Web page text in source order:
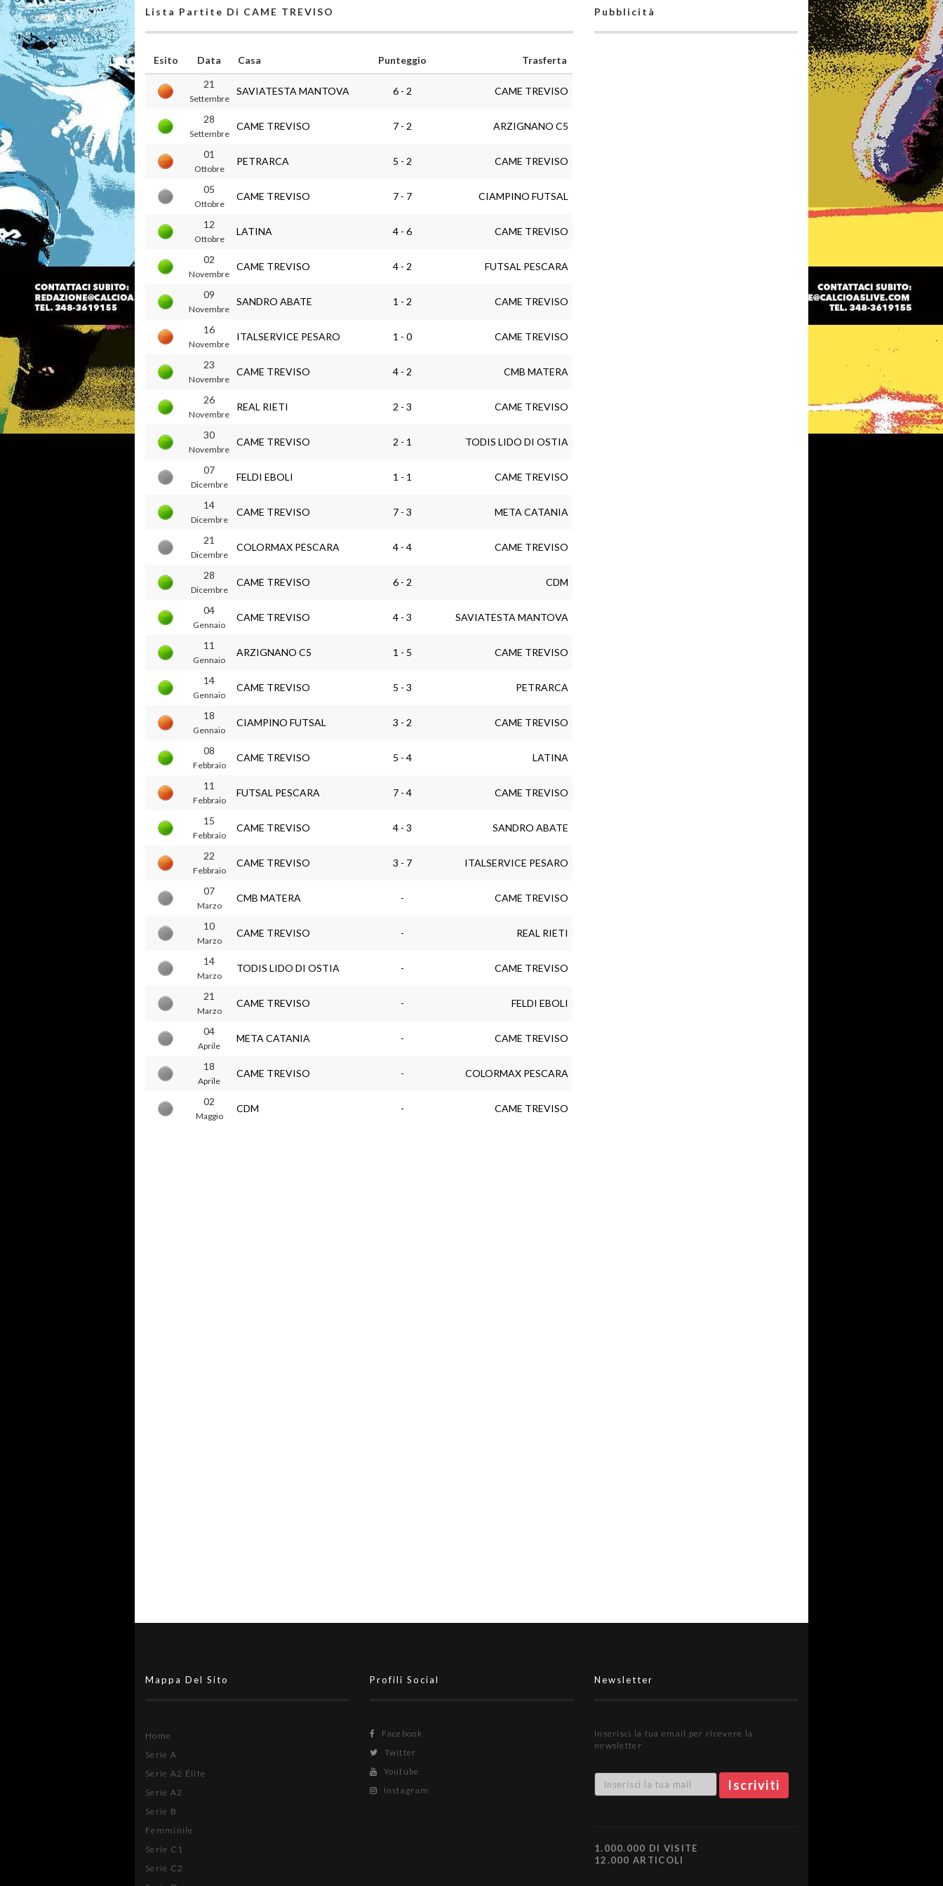
Lista Partite Di CAME TREVISO
Esito Data Casa Punteggio
Trasferta
21
Settembre
SAVIATESTA MANTOVA 6 - 2 CAME TREVISO
28
Settembre
CAME TREVISO 7 - 2 ARZIGNANO C5
01
Ottobre
PETRARCA 5 - 2 CAME TREVISO
05
Ottobre
CAME TREVISO 7 - 7 CIAMPINO FUTSAL
12
Ottobre
LATINA 4 - 6 CAME TREVISO
02
Novembre
CAME TREVISO 4 - 2 FUTSAL PESCARA
09
Novembre
SANDRO ABATE 1 - 2 CAME TREVISO
16
Novembre
ITALSERVICE PESARO 1 - 0 CAME TREVISO
23
Novembre
CAME TREVISO 4 - 2 CMB MATERA
26
Novembre
REAL RIETI 2 - 3 CAME TREVISO
30
Novembre
CAME TREVISO 2 - 1 TODIS LIDO DI OSTIA
07
Dicembre
FELDI EBOLI 1 - 1 CAME TREVISO
14
Dicembre
CAME TREVISO 7 - 3 META CATANIA
21
Dicembre
COLORMAX PESCARA 4 - 4 CAME TREVISO
28
Dicembre
CAME TREVISO 6 - 2 CDM
04
Gennaio
CAME TREVISO 4 - 3 SAVIATESTA MANTOVA
11
Gennaio
ARZIGNANO C5 1 - 5 CAME TREVISO
14
Gennaio
CAME TREVISO 5 - 3 PETRARCA
18
Gennaio
CIAMPINO FUTSAL 3 - 2 CAME TREVISO
08
Febbraio
CAME TREVISO 5 - 4 LATINA
11
Febbraio
FUTSAL PESCARA 7 - 4 CAME TREVISO
15
Febbraio
CAME TREVISO 4 - 3 SANDRO ABATE
22
Febbraio
CAME TREVISO 3 - 7 ITALSERVICE PESARO
07
Marzo
CMB MATERA - CAME TREVISO
10
Marzo
CAME TREVISO - REAL RIETI
14
Marzo
TODIS LIDO DI OSTIA - CAME TREVISO
21
Marzo
CAME TREVISO - FELDI EBOLI
04
Aprile
META CATANIA - CAME TREVISO
18
Aprile
CAME TREVISO - COLORMAX PESCARA
02
Maggio
CDM - CAME TREVISO
Pubblicità
Mappa Del Sito
Home
Serie A
Serie A2 Élite
Serie A2
Serie B
Femminile
Serie C1
Serie C2
Profili Social
Facebook
Twitter
Youtube
Instagram
Newsletter
Inserisci la tua email per ricevere la
newsletter
1.000.000 DI VISITE
12.000 ARTICOLI